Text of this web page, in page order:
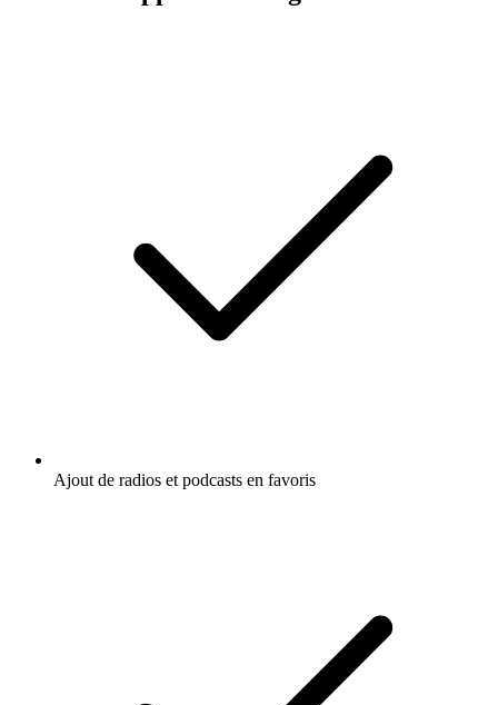
Ajout de radios et podcasts en favoris